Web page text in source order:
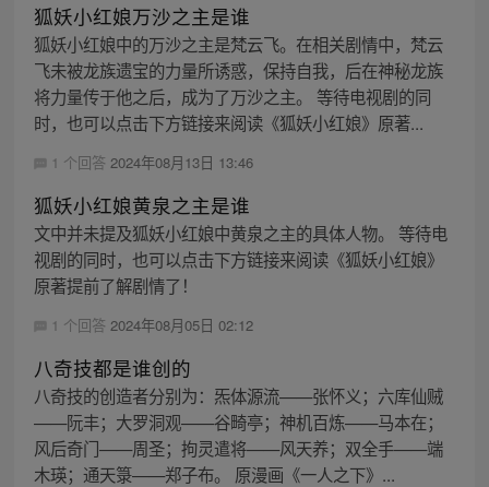
狐妖小红娘万沙之主是谁
狐妖小红娘中的万沙之主是梵云飞。在相关剧情中，梵云
飞未被龙族遗宝的力量所诱惑，保持自我，后在神秘龙族
将力量传于他之后，成为了万沙之主。 等待电视剧的同
时，也可以点击下方链接来阅读《狐妖小红娘》原著...
1 个回答 2024年08月13日 13:46
狐妖小红娘黄泉之主是谁
文中并未提及狐妖小红娘中黄泉之主的具体人物。 等待电
视剧的同时，也可以点击下方链接来阅读《狐妖小红娘》
原著提前了解剧情了！
1 个回答 2024年08月05日 02:12
八奇技都是谁创的
八奇技的创造者分别为：炁体源流——张怀义；六库仙贼
——阮丰；大罗洞观——谷畸亭；神机百炼——马本在；
风后奇门——周圣；拘灵遣将——风天养；双全手——端
木瑛；通天箓——郑子布。 原漫画《一人之下》...